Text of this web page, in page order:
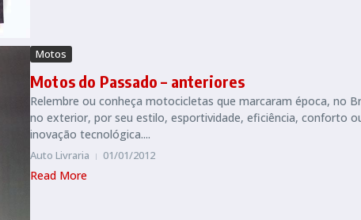
Motos
Motos do Passado – anteriores
Relembre ou conheça motocicletas que marcaram época, no
no exterior, por seu estilo, esportividade, eficiência, conforto
inovação tecnológica....
Auto Livraria 01/01/2012
Read More